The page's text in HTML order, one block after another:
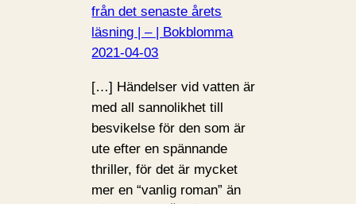
från det senaste årets
läsning | – | Bokblomma
2021-04-03
[…] Händelser vid vatten är
med all sannolikhet till
besvikelse för den som är
ute efter en spännande
thriller, för det är mycket
mer en “vanlig roman” än